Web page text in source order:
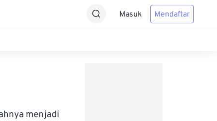
Masuk Mendaftar
menjadi